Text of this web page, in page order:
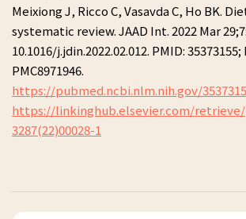
Meixiong J, Ricco C, Vasavda C, Ho BK.
systematic review. JAAD Int. 2022 Mar
10.1016/j.jdin.2022.02.012. PMID: 35373155;
PMC8971946.
https://pubmed.ncbi.nlm.nih.gov/
https://linkinghub.elsevier.com/retrieve/
3287(22)00028-1